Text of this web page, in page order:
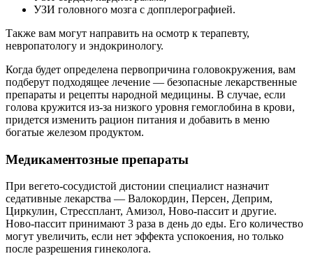
УЗИ головного мозга с допплерографией.
Также вам могут направить на осмотр к терапевту,
невропатологу и эндокринологу.
Когда будет определена первопричина головокружения, вам
подберут подходящее лечение — безопасные лекарственные
препараты и рецепты народной медицины. В случае, если
голова кружится из-за низкого уровня гемоглобина в крови,
придется изменить рацион питания и добавить в меню
богатые железом продуктом.
Медикаментозные препараты
При вегето-сосудистой дистонии специалист назначит
седативные лекарства — Валокордин, Персен, Деприм,
Циркулин, Стрессплант, Амизол, Ново-пассит и другие.
Ново-пассит принимают 3 раза в день до еды. Его количество
могут увеличить, если нет эффекта успокоения, но только
после разрешения гинеколога.